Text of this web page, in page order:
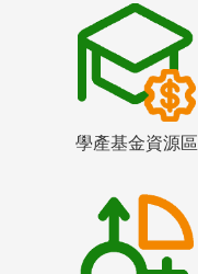
學產基金資源區